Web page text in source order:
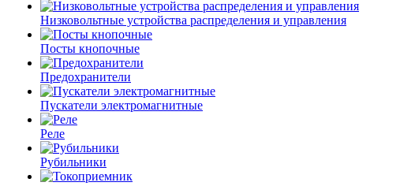
Низковольтные устройства распределения и управления
Посты кнопочные
Предохранители
Пускатели электромагнитные
Реле
Рубильники